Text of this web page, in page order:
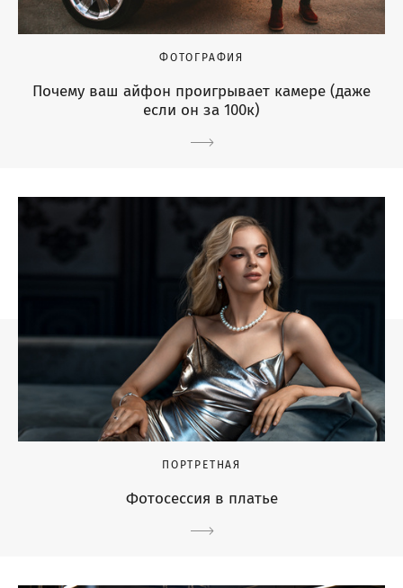
ФОТОГРАФИЯ
Почему ваш айфон проигрывает камере (даже
если он за 100к)
ПОРТРЕТНАЯ
Фотосессия в платье